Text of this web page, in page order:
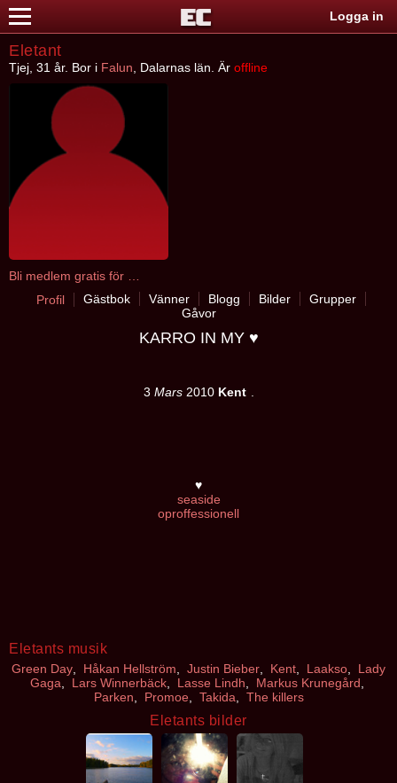
Logga in
Eletant
Tjej, 31 år. Bor i Falun , Dalarnas län. Är offline
Profil
Gästbok Vänner Blogg Bilder
Grupper
Gåvor
KARRO IN MY ♥
3 Mars2010 Kent
♥
seaside
oproffessionell
Eletants musik
Green Day Håkan Hellström Justin Bieber Kent Laakso
Lady
Gaga
Lars Winnerbäck, Lasse Lindh Markus Krunegård
Parken
Promoe, Takida The killers
Eletants bilder